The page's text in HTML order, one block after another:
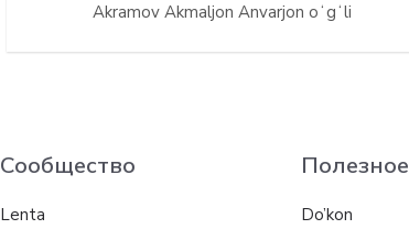
Akramov Akmaljon Anvarjon oʻgʻli
Сообщество
Lenta
Полезное
Do’kon